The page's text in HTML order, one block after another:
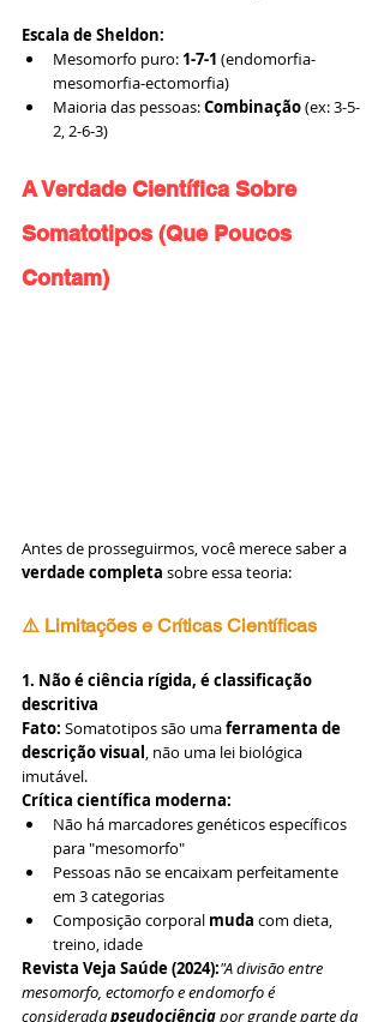
Escala de Sheldon:
Mesomorfo puro: 1-7-1 (endomorfia-
mesomorfia-ectomorfia)
Maioria das pessoas: Combinação (ex: 3-5-
2, 2-6-3)
A Verdade Científica Sobre
Somatotipos (Que Poucos
Contam)
Antes de prosseguirmos, você merece saber a
verdade completa sobre essa teoria:
⚠️ Limitações e Críticas Científicas
1. Não é ciência rígida, é classificação
descritiva
Fato: Somatotipos são uma ferramenta de
descrição visual , não uma lei biológica
imutável.
Crítica científica moderna:
Não há marcadores genéticos específicos
para "mesomorfo"
Pessoas não se encaixam perfeitamente
em 3 categorias
Composição corporal muda com dieta,
treino, idade
Revista Veja Saúde (2024):"A divisão entre
mesomorfo, ectomorfo e endomorfo é
considerada pseudociência por grande parte da